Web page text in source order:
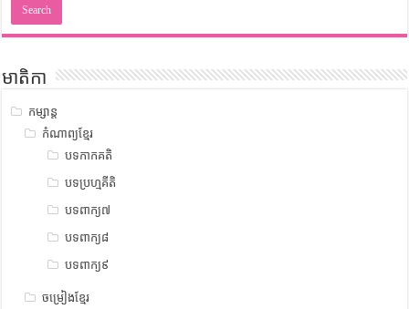
មាតិកា
កម្សាន្ត
កំណាព្យខ្មែរ
បទកាកគតិ
បទប្រហ្មគីតិ
បទពាក្យ៧
បទពាក្យ៨
បទពាក្យ៩
ចម្រៀងខ្មែរ